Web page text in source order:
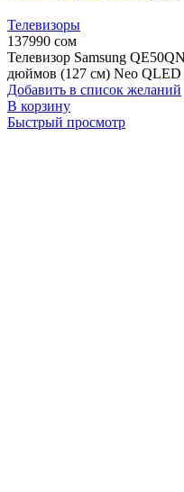
Телевизоры
137990 сом
Телевизор Samsung
дюймов (127 см) Neo QLED
Добавить в список желаний
В корзину
Быстрый просмотр